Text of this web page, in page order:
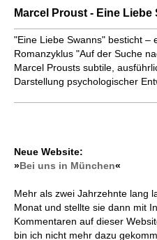
Marcel Proust - Eine Liebe
"Eine Liebe Swanns" besticht –
Romanzyklus "Auf der Suche
Marcel Prousts subtile,
Darstellung psychologischer
Neue Website:
»Bei uns in München«
Mehr als zwei Jahrzehnte lang
Monat und stellte sie dann mit
Kommentaren auf dieser
bin ich nicht mehr dazu